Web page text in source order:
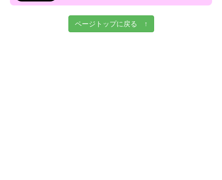
ページトップに戻る ↑